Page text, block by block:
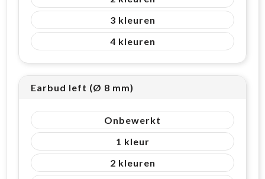
3
4
Earbud left (Ø 8 mm)
Onbewerkt
1
2